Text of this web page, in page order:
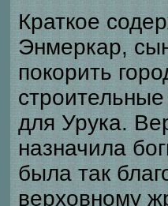
Краткое
Энмеркар,
покорить
для Урука.
назначила
была так
верховному